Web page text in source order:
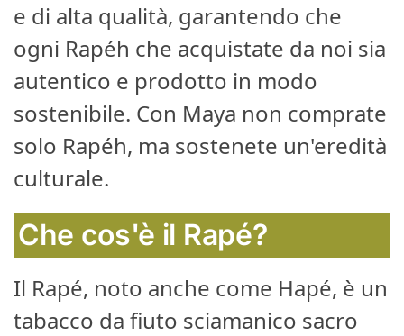
e di alta qualità, garantendo che
ogni Rapéh che acquistate da noi sia
autentico e prodotto in modo
sostenibile. Con Maya non comprate
solo Rapéh, ma sostenete un'eredità
culturale.
Che cos'è il Rapé?
Il Rapé, noto anche come Hapé, è un
tabacco da fiuto sciamanico sacro